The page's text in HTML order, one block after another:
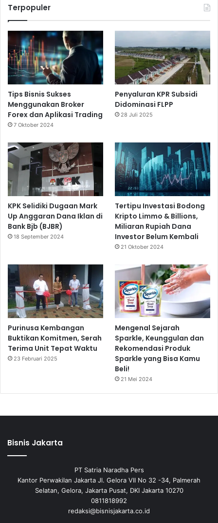
Terpopuler
Tips Bisnis Sukses
Menggunakan Broker
Forex dan Aplikasi Trading
7 Oktober 2024
Penyaluran KPR Subsidi
Didominasi FLPP
28 Juli 2025
KPK Selidiki Dugaan Mark
Up Anggaran Dana Iklan di
Bank Bjb (BJBR)
18 September 2024
Tertipu Investasi Bodong
Kripto Limmo & Billions,
Miliaran Rupiah Dana
Investor Belum Kembali
21 Oktober 2024
Purinusa Kembangan
Buktikan Komitmen, Serah
Terima Unit Tepat Waktu
23 Februari 2025
Mengenal Sejarah
Sparkle, Keunggulan dan
Rekomendasi Produk
Sparkle yang Bisa Kamu
Beli!
21 Mei 2024
Bisnis Jakarta
PT Satria Naradha Pers
Kantor Perwakilan Jakarta Jl. Gelora VII No 32 -34, Palmerah
Selatan, Gelora, Jakarta Pusat, DKI Jakarta 10270
0811818992
redaksi@bisnisjakarta.co.id